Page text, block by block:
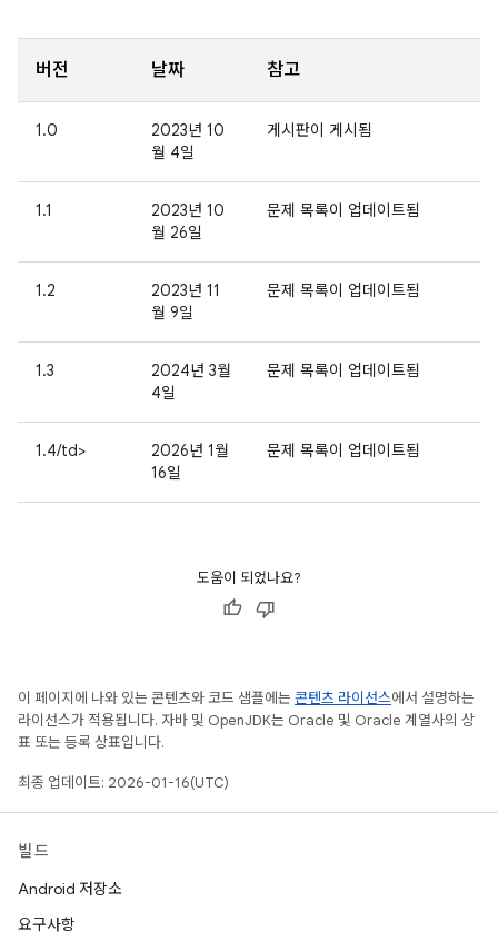
버전 날짜 참고
1.0
2023년 10
월 4일
게시판이 게시됨
1.1
2023년 10
월 26일
문제 목록이 업데이트됨
1.2
2023년 11
월 9일
문제 목록이 업데이트됨
1.3
2024년 3월
4일
문제 목록이 업데이트됨
1.4/td>
2026년 1월
16일
문제 목록이 업데이트됨
도움이 되었나요?
이 페이지에 나와 있는 콘텐츠와 코드 샘플에는 콘텐츠 라이선스에서 설명하는
라이선스가 적용됩니다. 자바 및 OpenJDK는 Oracle 및 Oracle 계열사의 상
표 또는 등록 상표입니다.
최종 업데이트: 2026-01-16(UTC)
빌드
Android 저장소
요구사항